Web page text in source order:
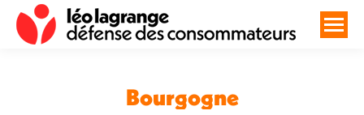
Bourgogne